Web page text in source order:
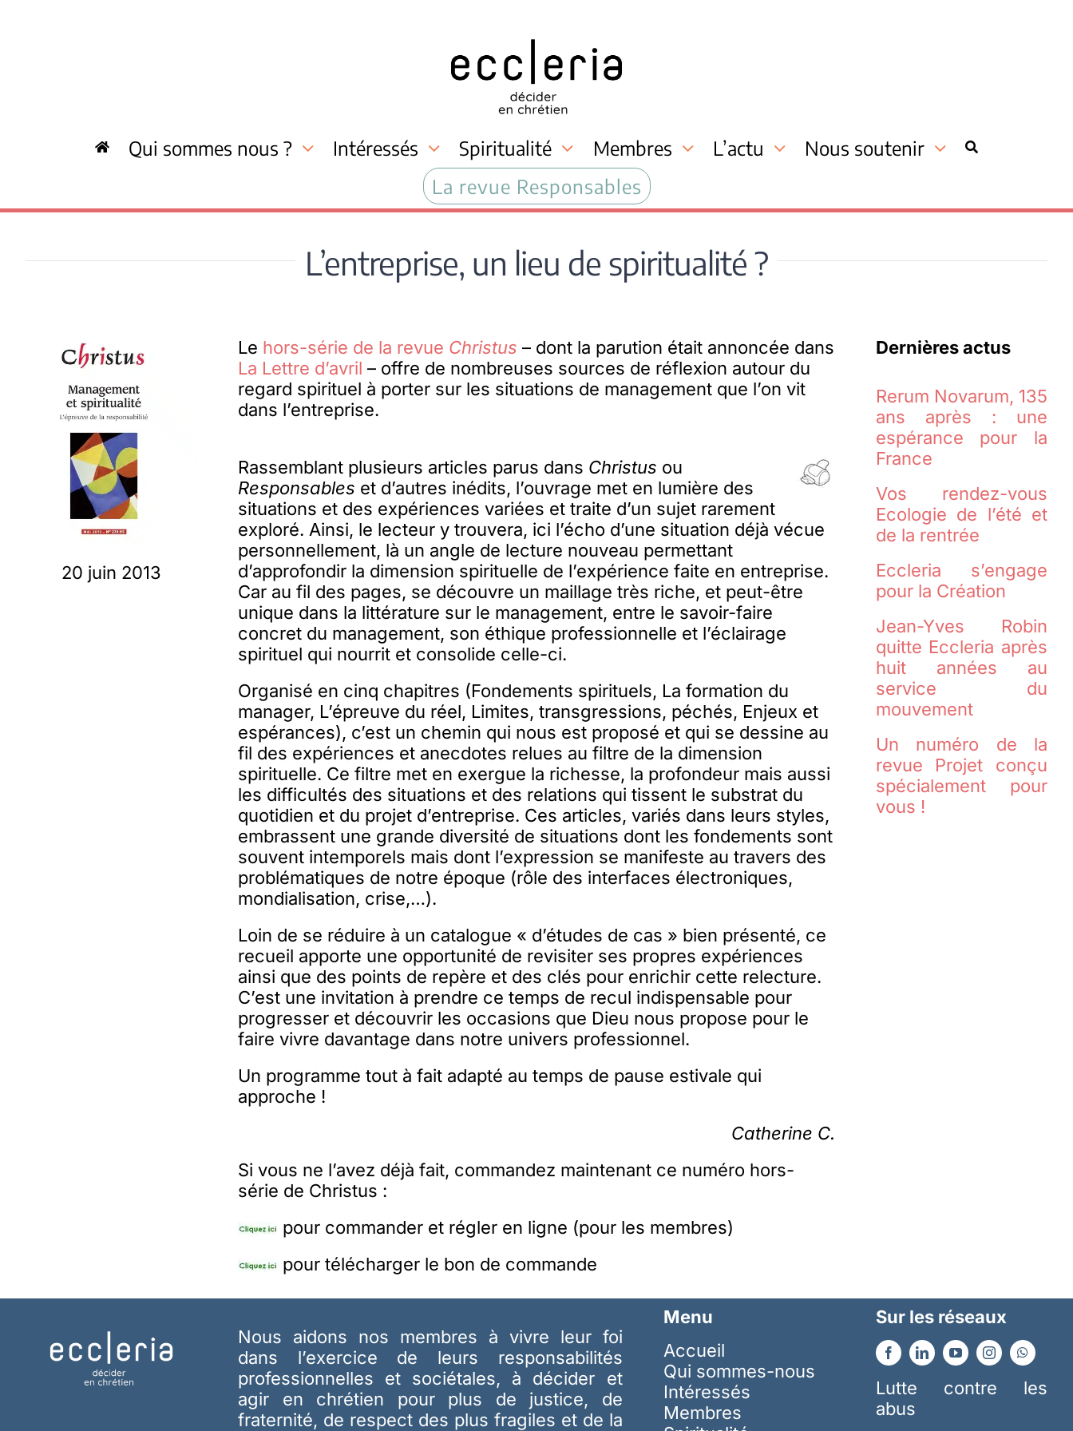
Qui sommes nous ? Intéressés Spiritualité Membres L’actu
Nous soutenir
La revue Responsables
L’entreprise, un lieu de spiritualité ?
20 juin 2013
Le hors-série de la revue Christus – dont la parution était annoncée dans
La Lettre d’avril – offre de nombreuses sources de réflexion autour du
regard spirituel à porter sur les situations de management que l’on vit
dans l’entreprise.
Rassemblant plusieurs articles parus dans Christus ou
Responsables et d’autres inédits, l’ouvrage met en lumière des
situations et des expériences variées et traite d’un sujet rarement
exploré. Ainsi, le lecteur y trouvera, ici l’écho d’une situation déjà vécue
personnellement, là un angle de lecture nouveau permettant
d’approfondir la dimension spirituelle de l’expérience faite en entreprise.
Car au fil des pages, se découvre un maillage très riche, et peut-être
unique dans la littérature sur le management, entre le savoir-faire
concret du management, son éthique professionnelle et l’éclairage
spirituel qui nourrit et consolide celle-ci.
Organisé en cinq chapitres (Fondements spirituels, La formation du
manager, L’épreuve du réel, Limites, transgressions, péchés, Enjeux et
espérances), c’est un chemin qui nous est proposé et qui se dessine au
fil des expériences et anecdotes relues au filtre de la dimension
spirituelle. Ce filtre met en exergue la richesse, la profondeur mais aussi
les difficultés des situations et des relations qui tissent le substrat du
quotidien et du projet d’entreprise. Ces articles, variés dans leurs styles,
embrassent une grande diversité de situations dont les fondements sont
souvent intemporels mais dont l’expression se manifeste au travers des
problématiques de notre époque (rôle des interfaces électroniques,
mondialisation, crise,…).
Loin de se réduire à un catalogue « d’études de cas » bien présenté, ce
recueil apporte une opportunité de revisiter ses propres expériences
ainsi que des points de repère et des clés pour enrichir cette relecture.
C’est une invitation à prendre ce temps de recul indispensable pour
progresser et découvrir les occasions que Dieu nous propose pour le
faire vivre davantage dans notre univers professionnel.
Un programme tout à fait adapté au temps de pause estivale qui
approche !
Catherine C.
Si vous ne l’avez déjà fait, commandez maintenant ce numéro hors-
série de Christus :
pour commander et régler en ligne (pour les membres)
pour télécharger le bon de commande
Dernières actus
Rerum Novarum, 135
ans après : une
espérance pour la
France
Vos rendez-vous
Ecologie de l’été et
de la rentrée
Eccleria s’engage
pour la Création
Jean-Yves Robin
quitte Eccleria après
huit années au
service du
mouvement
Un numéro de la
revue Projet conçu
spécialement pour
vous !
Nous aidons nos membres à vivre leur foi
dans l’exercice de leurs responsabilités
professionnelles et sociétales, à décider et
agir en chrétien pour plus de justice, de
fraternité, de respect des plus fragiles et de la
Menu
Accueil
Qui sommes-nous
Intéressés
Membres
Sur les réseaux
Lutte contre les
abus